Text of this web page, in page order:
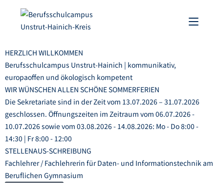
HERZLICH WILLKOMMEN
Berufsschulcampus Unstrut-Hainich | kommunikativ,
europaoffen und ökologisch kompetent
WIR WÜNSCHEN ALLEN SCHÖNE SOMMERFERIEN
Die Sekretariate sind in der Zeit vom 13.07.2026 – 31.07.2026
geschlossen. Öffnungszeiten im Zeitraum vom 06.07.2026 -
10.07.2026 sowie vom 03.08.2026 - 14.08.2026: Mo - Do 8:00 -
14:30 | Fr 8:00 - 12:00
STELLENAUS-SCHREIBUNG
Fachlehrer / Fachlehrerin für Daten- und Informationstechnik am
Beruflichen Gymnasium